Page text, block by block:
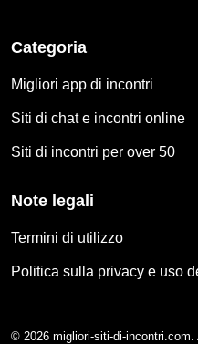
Categoria
Migliori app di incontri
Siti di chat e incontri online
Siti di incontri per over 50
Note legali
Termini di utilizzo
Politica sulla privacy e uso
© 2026 migliori-siti-di-incontri.com.